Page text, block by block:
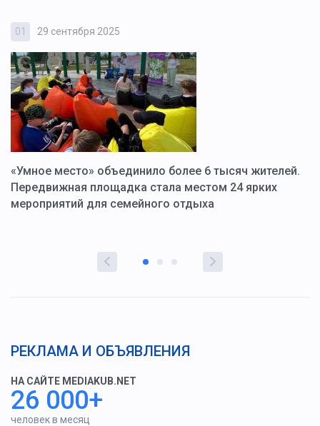
01 29 сентября 2025
«Умное место» объединило более 6 тысяч жителей.
Передвижная площадка стала местом 24 ярких
мероприятий для семейного отдыха
РЕКЛАМА И ОБЪЯВЛЕНИЯ
НА САЙТЕ MEDIAKUB.NET
26 000+
человек в месяц